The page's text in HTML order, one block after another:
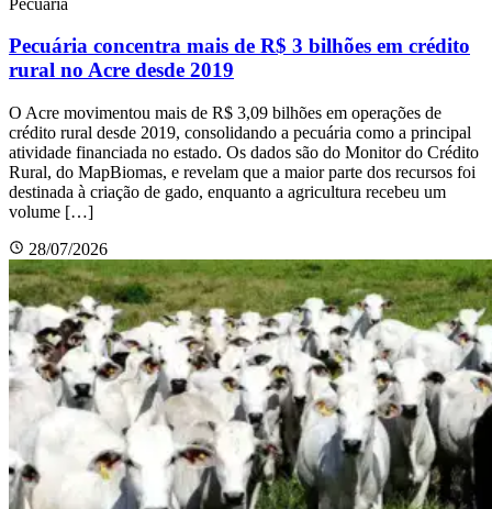
Pecuária concentra mais de R$ 3 bilhões em crédito
rural no Acre desde 2019
O Acre movimentou mais de R$ 3,09 bilhões em operações de
crédito rural desde 2019, consolidando a pecuária como a principal
atividade financiada no estado. Os dados são do Monitor do Crédito
Rural, do MapBiomas, e revelam que a maior parte dos recursos foi
destinada à criação de gado, enquanto a agricultura recebeu um
volume […]
28/07/2026